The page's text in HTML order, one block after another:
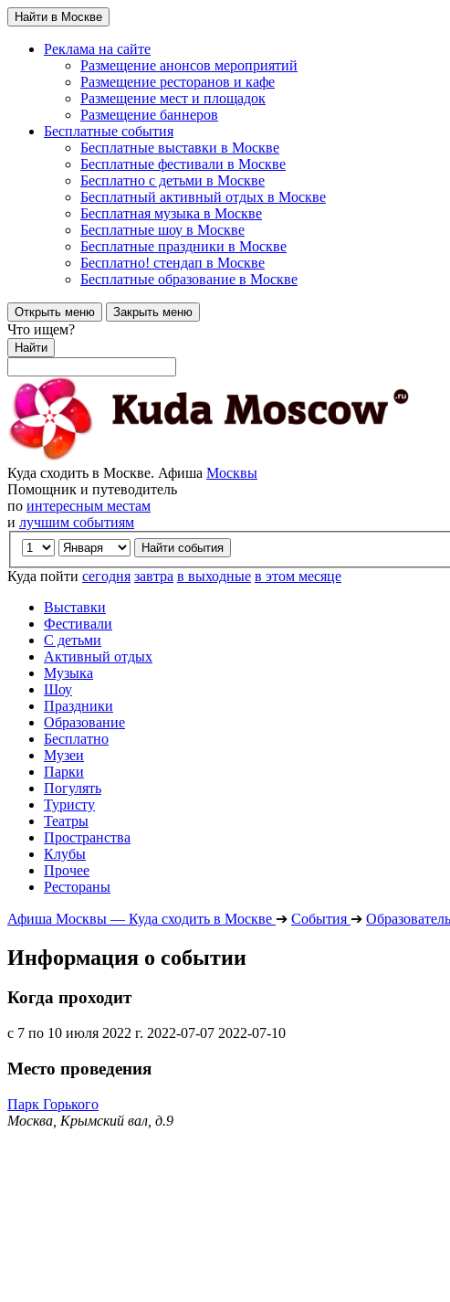
Найти в Москве
Реклама на сайте
Размещение анонсов мероприятий
Размещение ресторанов и кафе
Размещение мест и площадок
Размещение баннеров
Бесплатные события
Бесплатные выставки в Москве
Бесплатные фестивали в Москве
Бесплатно с детьми в Москве
Бесплатный активный отдых в Москве
Бесплатная музыка в Москве
Бесплатные шоу в Москве
Бесплатные праздники в Москве
Бесплатно! стендап в Москве
Бесплатные образование в Москве
Открыть меню Закрыть меню
Что ищем?
Найти
Куда сходить в Москве. Афиша Москвы
Помощник и путеводитель
по интересным местам
и лучшим событиям
Куда пойти сегодня завтра в выходные в этом месяце
Выставки
Фестивали
С детьми
Активный отдых
Музыка
Шоу
Праздники
Образование
Бесплатно
Музеи
Парки
Погулять
Туристу
Театры
Пространства
Клубы
Прочее
Рестораны
Афиша Москвы — Куда сходить в Москве ➔ События ➔
Информация о событии
Когда проходит
с 7 по 10 июля 2022 г. 2022-07-07 2022-07-10
Место проведения
Парк Горького
Москва, Крымский вал, д.9